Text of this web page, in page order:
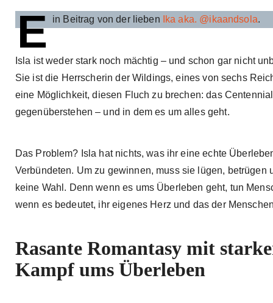
E in Beitrag von der lieben Ika aka. @ikaandsola.
Isla ist weder stark noch mächtig – und schon gar nicht
Sie ist die Herrscherin der Wildings, eines von sechs
eine Möglichkeit, diesen Fluch zu brechen: das
gegenüberstehen – und in dem es um alles geht.
Das Problem? Isla hat nichts, was ihr eine echte
Verbündeten. Um zu gewinnen, muss sie lügen,
keine Wahl. Denn wenn es ums Überleben geht, tun
wenn es bedeutet, ihr eigenes Herz und das der
Rasante Romantasy mit
Kampf ums Überleben